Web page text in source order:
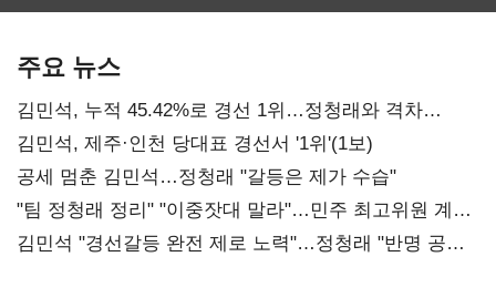
주요 뉴스
김민석, 누적 45.42%로 경선 1위…정청래와 격차
0.86%p(2보)
김민석, 제주·인천 당대표 경선서 '1위'(1보)
공세 멈춘 김민석…정청래 "갈등은 제가 수습"
"팀 정청래 정리" "이중잣대 말라"…민주 최고위원 계파
다툼 격화
김민석 "경선갈등 완전 제로 노력"…정청래 "반명 공세